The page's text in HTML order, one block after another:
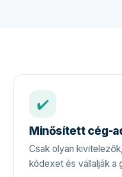
✔️
Minősített cég-
Csak olyan
kódexet és vállalják a